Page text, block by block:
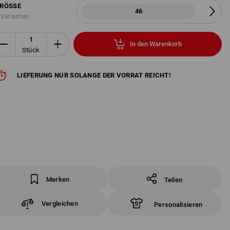
46
Stück
In den Warenkorb
LIEFERUNG NUR SOLANGE DER VORRAT REICHT!
Merken Teilen
Vergleichen Personalisieren